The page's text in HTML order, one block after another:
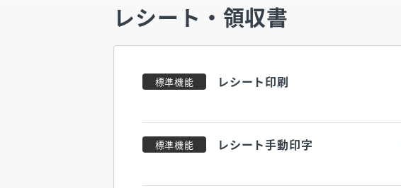
レシート・領収書
標準機能 レシート印刷
標準機能 レシート手動印字